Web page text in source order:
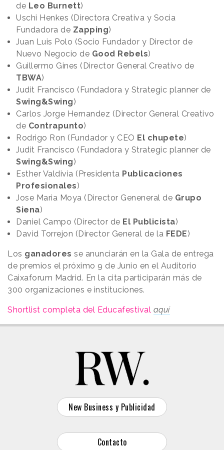
de Leo Burnett)
Uschi Henkes (Directora Creativa y Socia
Fundadora de Zapping)
Juan Luis Polo (Socio Fundador y Director de
Nuevo Negocio de Good Rebels)
Guillermo Gines (Director General Creativo de
TBWA)
Judit Francisco (Fundadora y Strategic planner de
Swing&Swing)
Carlos Jorge Hernandez (Director General Creativo
de Contrapunto)
Rodrigo Ron (Fundador y CEO El chupete)
Judit Francisco (Fundadora y Strategic planner de
Swing&Swing)
Esther Valdivia (Presidenta Publicaciones
Profesionales)
Jose Maria Moya (Director Geneneral de Grupo
Siena)
Daniel Campo (Director de El Publicista)
David Torrejon (Director General de la FEDE)
Los ganadores se anunciarán en la Gala de entrega
de premios el próximo 9 de Junio en el Auditorio
Caixaforum Madrid. En la cita participarán más de
300 organizaciones e instituciones.
Shortlist completa del Educafestival aquí
New Business y Publicidad
Contacto